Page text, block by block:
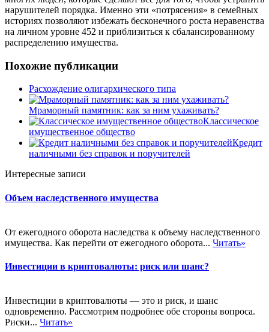
нарушителей порядка. Именно эти «потрясения» в семейных
историях позволяют избежать бесконечного роста неравенства
на личном уровне 452 и приблизиться к сбалансированному
распределению имущества.
Похожие публикации
Расхождение олигархического типа
Мраморный памятник: как за ним ухаживать?
Классическое
имущественное общество
Кредит
наличными без справок и поручителей
Интересные записи
Объем наследственного имущества
От ежегодного оборота наследства к объему наследственного
имущества. Как перейти от ежегодного оборота... Читать»
Инвестиции в криптовалюты: риск или шанс?
Инвестиции в криптовалюты — это и риск, и шанс
одновременно. Рассмотрим подробнее обе стороны вопроса.
Риски... Читать»